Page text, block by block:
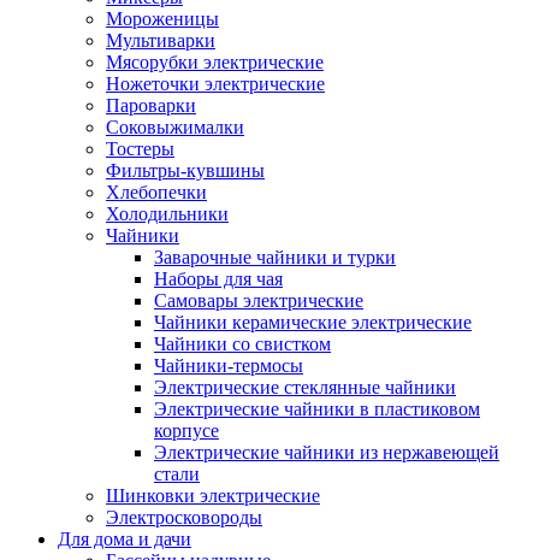
Мороженицы
Мультиварки
Мясорубки электрические
Ножеточки электрические
Пароварки
Соковыжималки
Тостеры
Фильтры-кувшины
Хлебопечки
Холодильники
Чайники
Заварочные чайники и турки
Наборы для чая
Самовары электрические
Чайники керамические электрические
Чайники со свистком
Чайники-термосы
Электрические стеклянные чайники
Электрические чайники в пластиковом
корпусе
Электрические чайники из нержавеющей
стали
Шинковки электрические
Электросковороды
Для дома и дачи